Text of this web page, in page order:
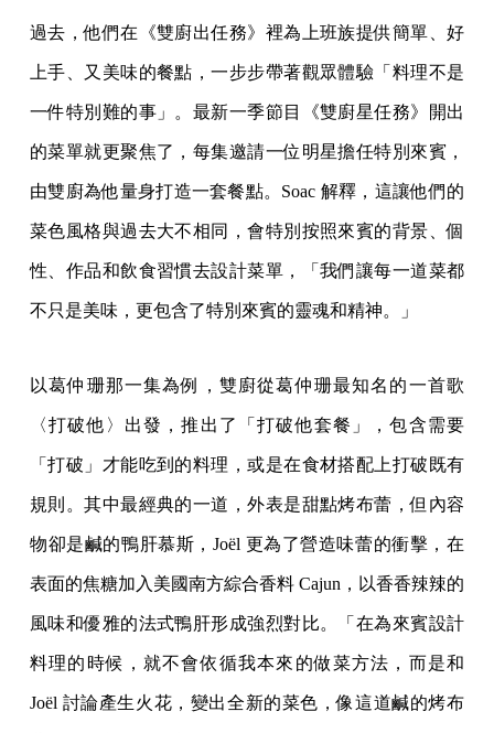
過去，他們在《雙廚出任務》裡為上班族提供簡單、好
上手、又美味的餐點，一步步帶著觀眾體驗「料理不是
一件特別難的事」。最新一季節目《雙廚星任務》開出
的菜單就更聚焦了，每集邀請一位明星擔任特別來賓，
由雙廚為他量身打造一套餐點。Soac 解釋，這讓他們的
菜色風格與過去大不相同，會特別按照來賓的背景、個
性、作品和飲食習慣去設計菜單，「我們讓每一道菜都
不只是美味，更包含了特別來賓的靈魂和精神。」
以葛仲珊那一集為例，雙廚從葛仲珊最知名的一首歌
〈打破他〉出發，推出了「打破他套餐」，包含需要
「打破」才能吃到的料理，或是在食材搭配上打破既有
規則。其中最經典的一道，外表是甜點烤布蕾，但內容
物卻是鹹的鴨肝慕斯，Joël 更為了營造味蕾的衝擊，在
表面的焦糖加入美國南方綜合香料 Cajun，以香香辣辣的
風味和優雅的法式鴨肝形成強烈對比。「在為來賓設計
料理的時候，就不會依循我本來的做菜方法，而是和
Joël 討論產生火花，變出全新的菜色，像這道鹹的烤布